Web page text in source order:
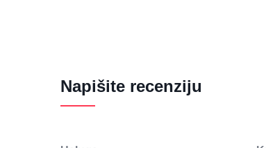
Napišite recenziju